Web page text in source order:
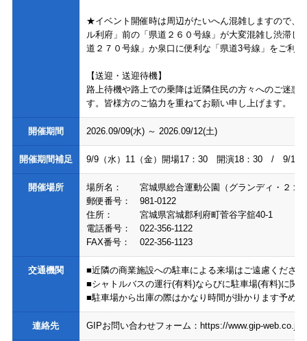
★イベント開催時は周辺がたいへん混雑しますので、
ル利府」前の「県道２６０号線」が大変混雑し渋滞
道２７０号線」か泉口に便利な「県道3号線」をご利
【送迎・送迎待機】
路上待機や路上での乗降は近隣住民の方々へのご迷
す。皆様方のご協力を重ねてお願い申し上げます。
開催期間 2026.09/09(水)～ 2026.09/12(土)
開催期間補足 9/9（水）11（金）開場17：30 開演18：30 / 9/12
開催場所 場所名：
宮城県総合運動公園（グランディ・２１
郵便番号：
981-0122
住所：
宮城県宮城郡利府町菅谷字舘40-1
電話番号：
022-356-1122
FAX番号：
022-356-1123
交通機関
■近隣の商業施設への駐車による来場はご遠慮くださ
■シャトルバスの運行(有料)ならびに駐車場(有料)に関
■駐車場から出庫の際はかなり時間が掛かります予め
連絡先 GIPお問い合わせフォーム：https://www.gip-web.co.jp/